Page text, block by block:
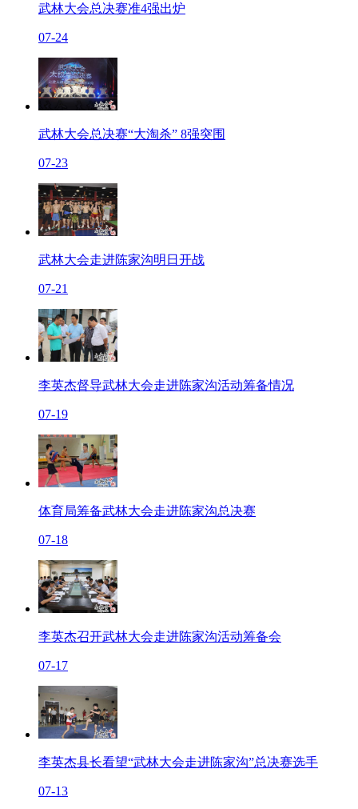
武林大会总决赛准4强出炉
07-24
武林大会总决赛“大淘杀” 8强突围
07-23
武林大会走进陈家沟明日开战
07-21
李英杰督导武林大会走进陈家沟活动筹备情况
07-19
体育局筹备武林大会走进陈家沟总决赛
07-18
李英杰召开武林大会走进陈家沟活动筹备会
07-17
李英杰县长看望“武林大会走进陈家沟”总决赛选手
07-13